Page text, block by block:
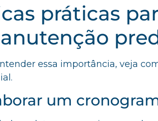
práticas
essa importância, veja
um